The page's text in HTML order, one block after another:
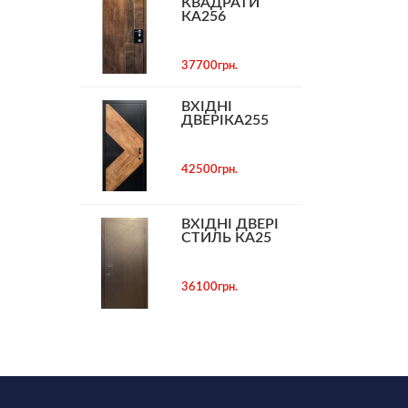
КА256
37700грн.
ВХІДНІ
ДВЕРІКА255
42500грн.
ВХІДНІ ДВЕРІ
СТИЛЬ КА25
36100грн.